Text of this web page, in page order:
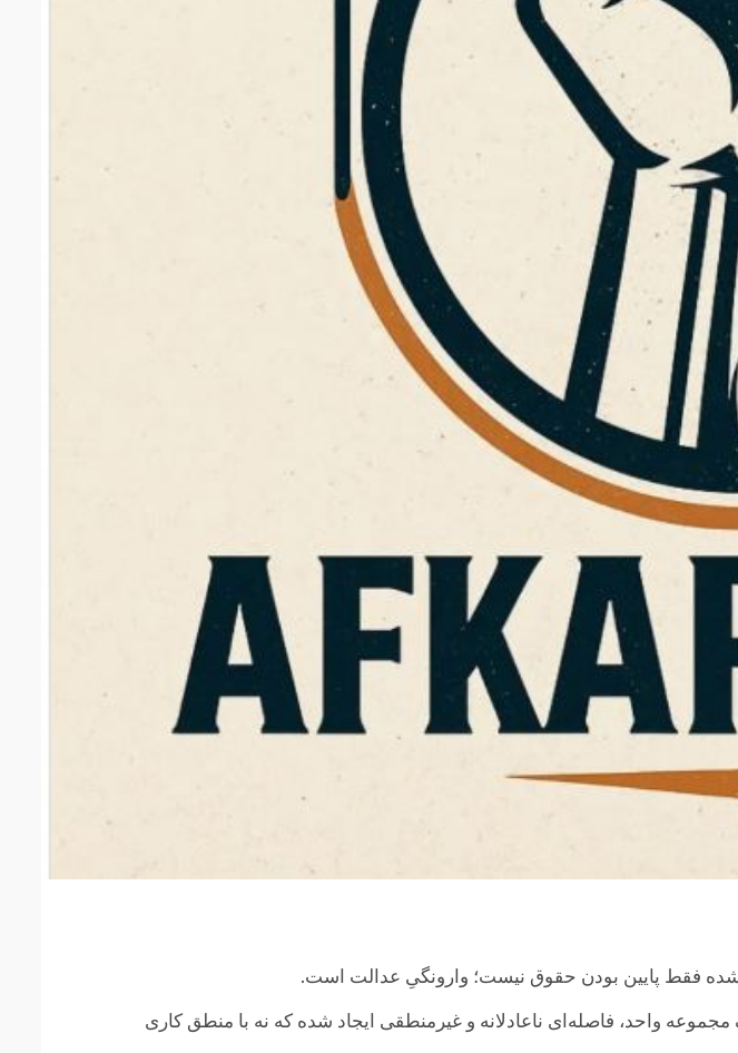
فقط پایین بودن حقوق نیست؛ وارونگیِ عدالت است.
واحد، فاصله‌ای ناعادلانه و غیرمنطقی ایجاد شده که نه با منطق کاری